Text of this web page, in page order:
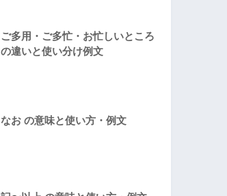
ご多用・ご多忙・お忙しいところ
の違いと使い分け例文
なお の意味と使い方・例文